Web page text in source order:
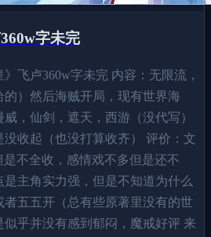
字未完
飞卢360w字未完 内容：无限流，
）然后海贼开局，现有世界海
，仙剑，遮天，西游（没代写）
收起（也没打算收齐） 评价：文
不全收，感情戏不多但是还不
主角实力强，但是不知道为什么
五五开（总有些原著里没有的世
乎并没有感到郁闷，魔戒好评 来